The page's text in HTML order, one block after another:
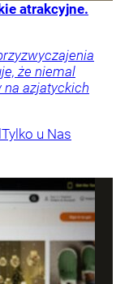
atrakcyjne.
że niemal
na azjatyckich
Tylko u Nas